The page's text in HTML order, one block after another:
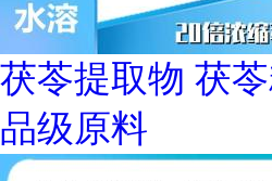
茯苓提取物 茯
品级原料